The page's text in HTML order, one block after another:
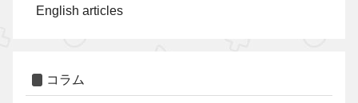
English articles
コラム